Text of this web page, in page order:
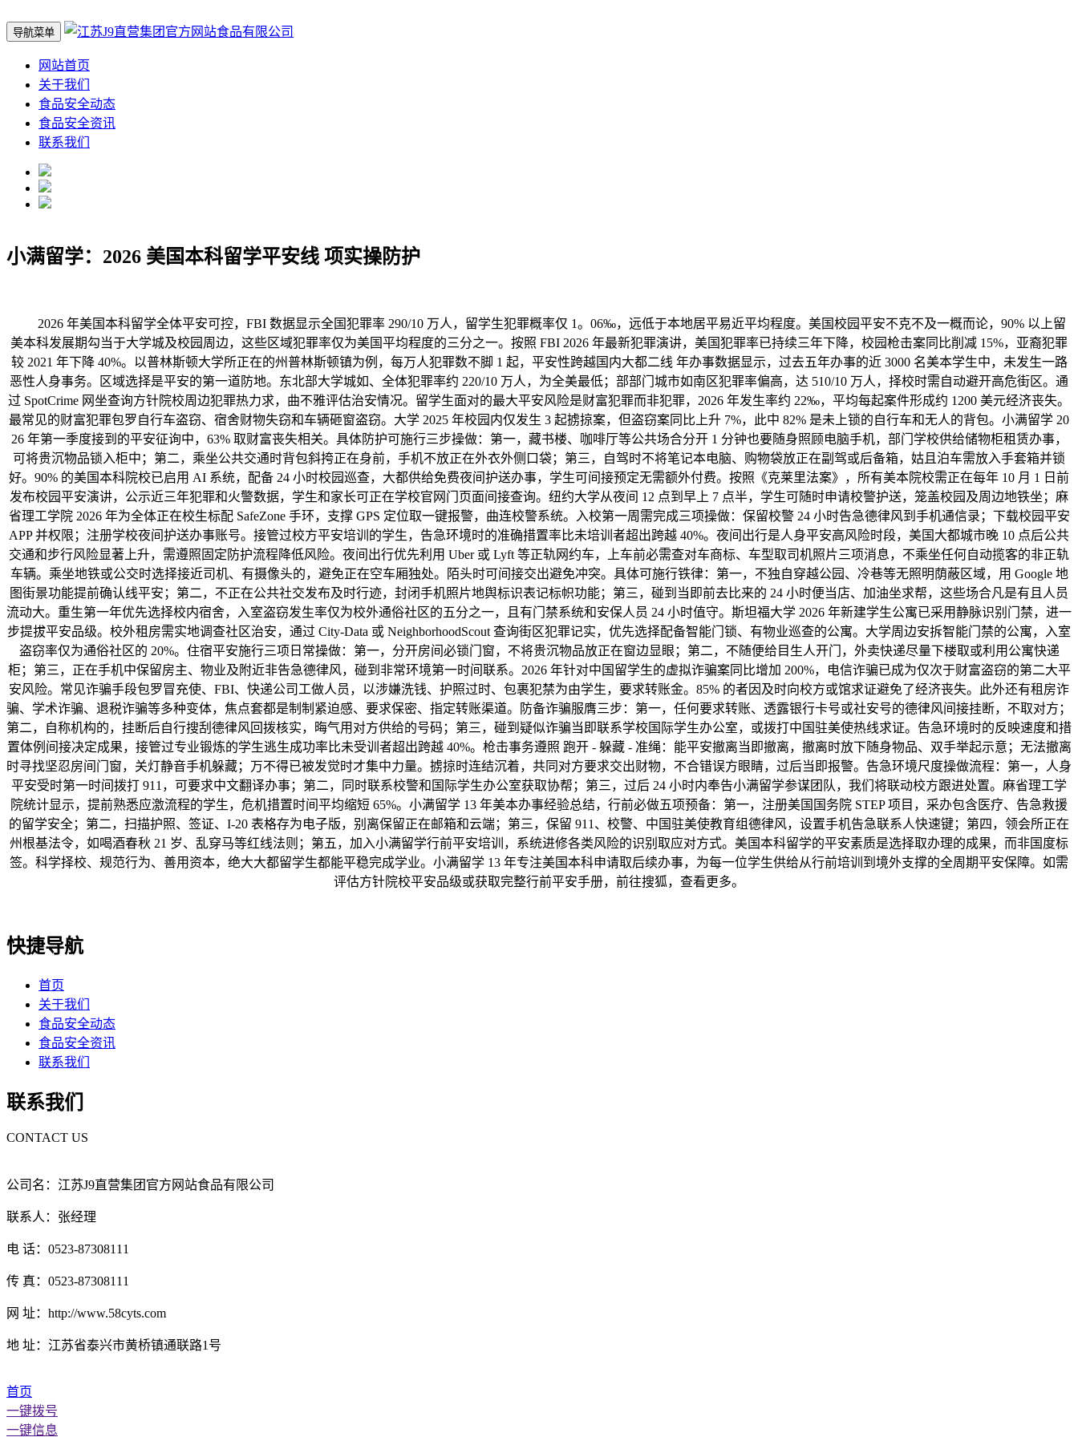
导航菜单
网站首页
关于我们
食品安全动态
食品安全资讯
联系我们
小满留学：2026 美国本科留学平安线 项实操防护
2026 年美国本科留学全体平安可控，FBI 数据显示全国犯罪率 290/10 万人，留学生犯罪概率仅 1。06‰，远低于本地居平易近平均程度。美国校园平安不克不及一概而论，90% 以上留
美本科发展期勾当于大学城及校园周边，这些区域犯罪率仅为美国平均程度的三分之一。按照 FBI 2026 年最新犯罪演讲，美国犯罪率已持续三年下降，校园枪击案同比削减 15%，亚裔犯罪
较 2021 年下降 40%。以普林斯顿大学所正在的州普林斯顿镇为例，每万人犯罪数不脚 1 起，平安性跨越国内大都二线 年办事数据显示，过去五年办事的近 3000 名美本学生中，未发生一路
恶性人身事务。区域选择是平安的第一道防地。东北部大学城如、全体犯罪率约 220/10 万人，为全美最低；部部门城市如南区犯罪率偏高，达 510/10 万人，择校时需自动避开高危街区。通
过 SpotCrime 网坐查询方针院校周边犯罪热力求，曲不雅评估治安情况。留学生面对的最大平安风险是财富犯罪而非犯罪，2026 年发生率约 22‰，平均每起案件形成约 1200 美元经济丧失。
最常见的财富犯罪包罗自行车盗窃、宿舍财物失窃和车辆砸窗盗窃。大学 2025 年校园内仅发生 3 起掳掠案，但盗窃案同比上升 7%，此中 82% 是未上锁的自行车和无人的背包。小满留学 20
26 年第一季度接到的平安征询中，63% 取财富丧失相关。具体防护可施行三步操做：第一，藏书楼、咖啡厅等公共场合分开 1 分钟也要随身照顾电脑手机，部门学校供给储物柜租赁办事，
可将贵沉物品锁入柜中；第二，乘坐公共交通时背包斜挎正在身前，手机不放正在外衣外侧口袋；第三，自驾时不将笔记本电脑、购物袋放正在副驾或后备箱，姑且泊车需放入手套箱并锁
好。90% 的美国本科院校已启用 AI 系统，配备 24 小时校园巡查，大都供给免费夜间护送办事，学生可间接预定无需额外付费。按照《克莱里法案》，所有美本院校需正在每年 10 月 1 日前
发布校园平安演讲，公示近三年犯罪和火警数据，学生和家长可正在学校官网门页面间接查询。纽约大学从夜间 12 点到早上 7 点半，学生可随时申请校警护送，笼盖校园及周边地铁坐；麻
省理工学院 2026 年为全体正在校生标配 SafeZone 手环，支撑 GPS 定位取一键报警，曲连校警系统。入校第一周需完成三项操做：保留校警 24 小时告急德律风到手机通信录；下载校园平安
APP 并权限；注册学校夜间护送办事账号。接管过校方平安培训的学生，告急环境时的准确措置率比未培训者超出跨越 40%。夜间出行是人身平安高风险时段，美国大都城市晚 10 点后公共
交通和步行风险显著上升，需遵照固定防护流程降低风险。夜间出行优先利用 Uber 或 Lyft 等正轨网约车，上车前必需查对车商标、车型取司机照片三项消息，不乘坐任何自动揽客的非正轨
车辆。乘坐地铁或公交时选择接近司机、有摄像头的，避免正在空车厢独处。陌头时可间接交出避免冲突。具体可施行铁律：第一，不独自穿越公园、冷巷等无照明荫蔽区域，用 Google 地
图街景功能提前确认线平安；第二，不正在公共社交发布及时行迹，封闭手机照片地舆标识表记标帜功能；第三，碰到当即前去比来的 24 小时便当店、加油坐求帮，这些场合凡是有且人员
流动大。重生第一年优先选择校内宿舍，入室盗窃发生率仅为校外通俗社区的五分之一，且有门禁系统和安保人员 24 小时值守。斯坦福大学 2026 年新建学生公寓已采用静脉识别门禁，进一
步提拔平安品级。校外租房需实地调查社区治安，通过 City-Data 或 NeighborhoodScout 查询街区犯罪记实，优先选择配备智能门锁、有物业巡查的公寓。大学周边安拆智能门禁的公寓，入室
盗窃率仅为通俗社区的 20%。住宿平安施行三项日常操做：第一，分开房间必锁门窗，不将贵沉物品放正在窗边显眼；第二，不随便给目生人开门，外卖快递尽量下楼取或利用公寓快递
柜；第三，正在手机中保留房主、物业及附近非告急德律风，碰到非常环境第一时间联系。2026 年针对中国留学生的虚拟诈骗案同比增加 200%，电信诈骗已成为仅次于财富盗窃的第二大平
安风险。常见诈骗手段包罗冒充使、FBI、快递公司工做人员，以涉嫌洗钱、护照过时、包裹犯禁为由学生，要求转账金。85% 的者因及时向校方或馆求证避免了经济丧失。此外还有租房诈
骗、学术诈骗、退税诈骗等多种变体，焦点套都是制制紧迫感、要求保密、指定转账渠道。防备诈骗服膺三步：第一，任何要求转账、透露银行卡号或社安号的德律风间接挂断，不取对方；
第二，自称机构的，挂断后自行搜刮德律风回拨核实，晦气用对方供给的号码；第三，碰到疑似诈骗当即联系学校国际学生办公室，或拨打中国驻美使热线求证。告急环境时的反映速度和措
置体例间接决定成果，接管过专业锻炼的学生逃生成功率比未受训者超出跨越 40%。枪击事务遵照 跑开 - 躲藏 - 准绳：能平安撤离当即撤离，撤离时放下随身物品、双手举起示意；无法撤离
时寻找坚忍房间门窗，关灯静音手机躲藏；万不得已被发觉时才集中力量。掳掠时连结沉着，共同对方要求交出财物，不合错误方眼睛，过后当即报警。告急环境尺度操做流程：第一，人身
平安受时第一时间拨打 911，可要求中文翻译办事；第二，同时联系校警和国际学生办公室获取协帮；第三，过后 24 小时内奉告小满留学参谋团队，我们将联动校方跟进处置。麻省理工学
院统计显示，提前熟悉应激流程的学生，危机措置时间平均缩短 65%。小满留学 13 年美本办事经验总结，行前必做五项预备：第一，注册美国国务院 STEP 项目，采办包含医疗、告急救援
的留学安全；第二，扫描护照、签证、I-20 表格存为电子版，别离保留正在邮箱和云端；第三，保留 911、校警、中国驻美使教育组德律风，设置手机告急联系人快速键；第四，领会所正在
州根基法令，如喝酒春秋 21 岁、乱穿马等红线法则；第五，加入小满留学行前平安培训，系统进修各类风险的识别取应对方式。美国本科留学的平安素质是选择取办理的成果，而非国度标
签。科学择校、规范行为、善用资本，绝大大都留学生都能平稳完成学业。小满留学 13 年专注美国本科申请取后续办事，为每一位学生供给从行前培训到境外支撑的全周期平安保障。如需
评估方针院校平安品级或获取完整行前平安手册，前往搜狐，查看更多。
快捷导航
首页
关于我们
食品安全动态
食品安全资讯
联系我们
联系我们
CONTACT US
公司名：江苏J9直营集团官方网站食品有限公司
联系人：张经理
电 话：0523-87308111
传 真：0523-87308111
网 址：http://www.58cyts.com
地 址：江苏省泰兴市黄桥镇通联路1号
首页
一键拨号
一键信息